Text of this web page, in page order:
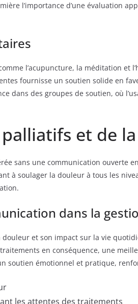
l’importance d’une évaluation
l’acupuncture, la méditation
fournisse un soutien solide en
dans des groupes de soutien, où
et de
sans une communication ouverte
à soulager la douleur à tous les
dans la
et son impact sur la vie
en conséquence, une
soutien émotionnel et pratique,
les attentes des traitements